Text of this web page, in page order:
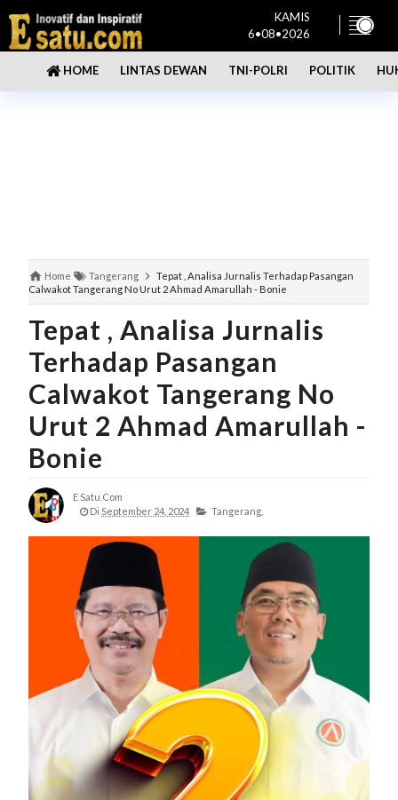
KAMIS
6•08•2026
HOME LINTAS DEWAN TNI-POLRI POLITIK
Home Tangerang
Tepat , Analisa Jurnalis Terhadap Pasangan
Calwakot Tangerang No Urut 2 Ahmad Amarullah - Bonie
Tepat , Analisa Jurnalis
Terhadap Pasangan
Calwakot Tangerang No
Urut 2 Ahmad Amarullah -
Bonie
E Satu.com
Di September 24, 2024 Tangerang,